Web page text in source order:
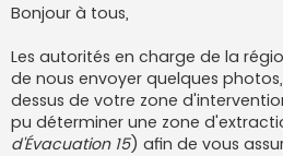
Bonjour à tous,
Les autorités en charge de la
de nous envoyer quelques
dessus de votre zone
pu déterminer une zone
d'Évacuation 15) afin de vous